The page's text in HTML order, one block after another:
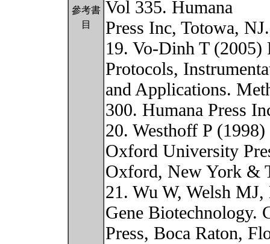
參考書
目
Vol 335. Humana
Press Inc, Totowa,
19. Vo-Dinh T (2005)
Protocols,
and Applications.
300. Humana Press
20. Westhoff P
Oxford University
Oxford, New York &
21. Wu W, Welsh
Gene Biotechnology.
Press, Boca Raton,